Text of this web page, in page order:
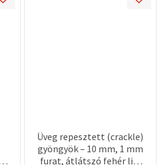
Üveg repesztett (crackle)
gyöngyök – 10 mm, 1 mm
furat, átlátszó fehér lila